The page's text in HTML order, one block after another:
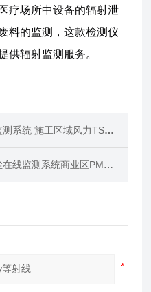
疗场所中设备的辐射泄
料的监测，这款检测仪
供辐射监测服务。
施工区域风力TSP噪音检测
监测系统商业区PM2.5噪声